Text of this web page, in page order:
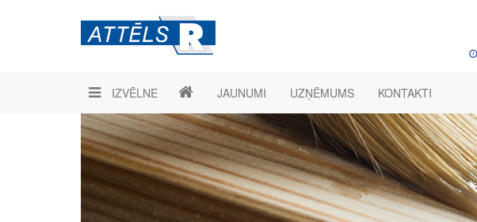
IZVĒLNE JAUNUMI UZŅĒMUMS KONTAKTI